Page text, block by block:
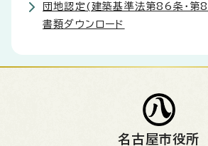
団地認定(建築基準法第86条・
書類ダウンロード
名古屋市役所